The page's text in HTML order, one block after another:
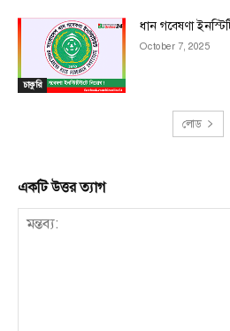
চাকুরি
ধান গবেষণা
October 7, 2025
লোড
একটি উত্তর ত্যাগ